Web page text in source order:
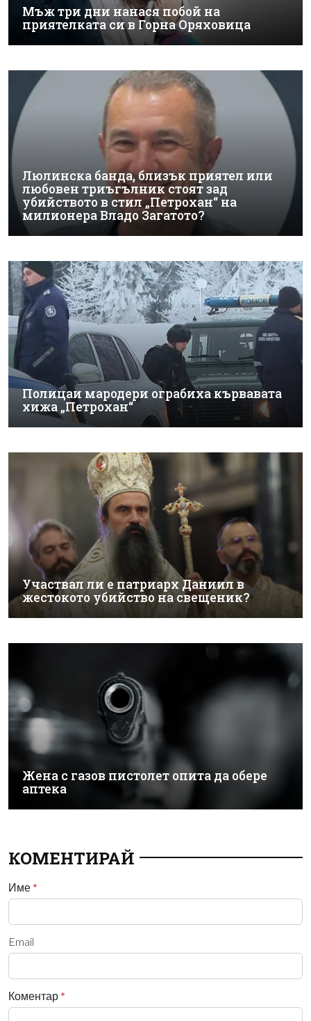
Мъж три дни нанася побой на
приятелката си в Горна Оряховица
Люлинска банда, близък приятел или
любовен триъгълник стоят зад
убийството в стил „Петрохан“ на
милионера Владо Загатото?
Полицаи мародери ограбиха кървавата
хижа „Петрохан“
Участвал ли е патриарх Даниил в
жестокото убийство на свещеник?
Жена с газов пистолет опита да обере
аптека
КОМЕНТИРАЙ
Име *
Email
Коментар *